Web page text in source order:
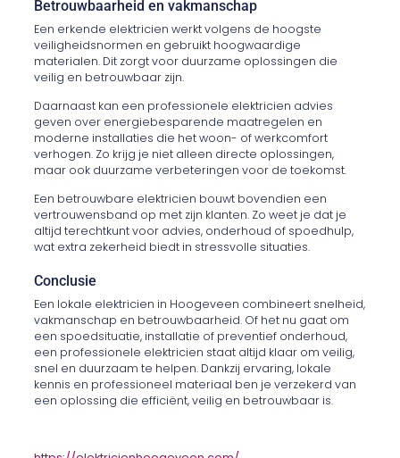
Betrouwbaarheid en vakmanschap
Een erkende elektricien werkt volgens de hoogste
veiligheidsnormen en gebruikt hoogwaardige
materialen. Dit zorgt voor duurzame oplossingen die
veilig en betrouwbaar zijn.
Daarnaast kan een professionele elektricien advies
geven over energiebesparende maatregelen en
moderne installaties die het woon- of werkcomfort
verhogen. Zo krijg je niet alleen directe oplossingen,
maar ook duurzame verbeteringen voor de toekomst.
Een betrouwbare elektricien bouwt bovendien een
vertrouwensband op met zijn klanten. Zo weet je dat je
altijd terechtkunt voor advies, onderhoud of spoedhulp,
wat extra zekerheid biedt in stressvolle situaties.
Conclusie
Een lokale elektricien in Hoogeveen combineert snelheid,
vakmanschap en betrouwbaarheid. Of het nu gaat om
een spoedsituatie, installatie of preventief onderhoud,
een professionele elektricien staat altijd klaar om veilig,
snel en duurzaam te helpen. Dankzij ervaring, lokale
kennis en professioneel materiaal ben je verzekerd van
een oplossing die efficiënt, veilig en betrouwbaar is.